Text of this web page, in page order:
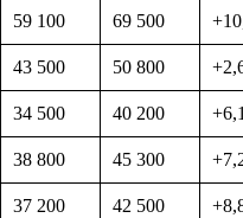
59 100 69 500
43 500 50 800
34 500 40 200
38 800 45 300
37 200 42 500